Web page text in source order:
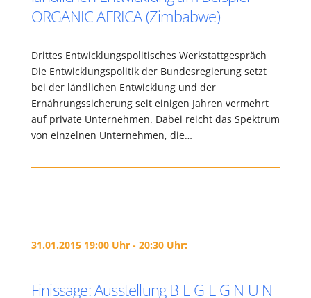
ORGANIC AFRICA (Zimbabwe)
Drittes Entwicklungspolitisches Werkstattgespräch
Die Entwicklungspolitik der Bundesregierung setzt
bei der ländlichen Entwicklung und der
Ernährungssicherung seit einigen Jahren vermehrt
auf private Unternehmen. Dabei reicht das Spektrum
von einzelnen Unternehmen, die…
31.01.2015 19:00 Uhr - 20:30 Uhr:
Finissage: Ausstellung B E G E G N U N